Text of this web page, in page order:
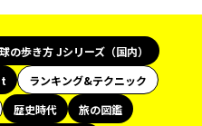
の歩き方 Jシリーズ（国内）
ランキング&テクニック
歴史時代
旅の図鑑